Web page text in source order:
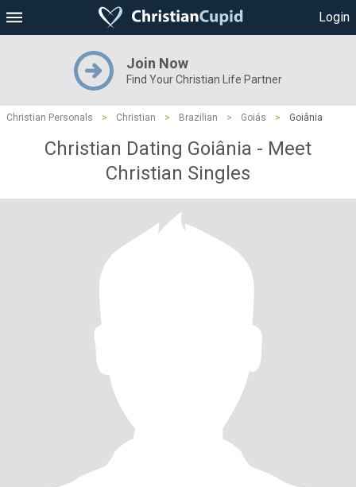
Login
Join Now
Find Your Christian Life Partner
Christian Personals > Christian > Brazilian > Goiás > Goiânia
Christian Dating Goiânia - Meet
Christian Singles